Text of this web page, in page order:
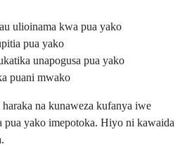
ulioinama kwa pua yako
pua yako
unapogusa pua yako
puani mwako
na kunaweza kufanya iwe
pua yako imepotoka. Hiyo ni kawaida